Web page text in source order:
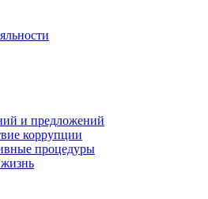
и предложений
коррупции
процедуры